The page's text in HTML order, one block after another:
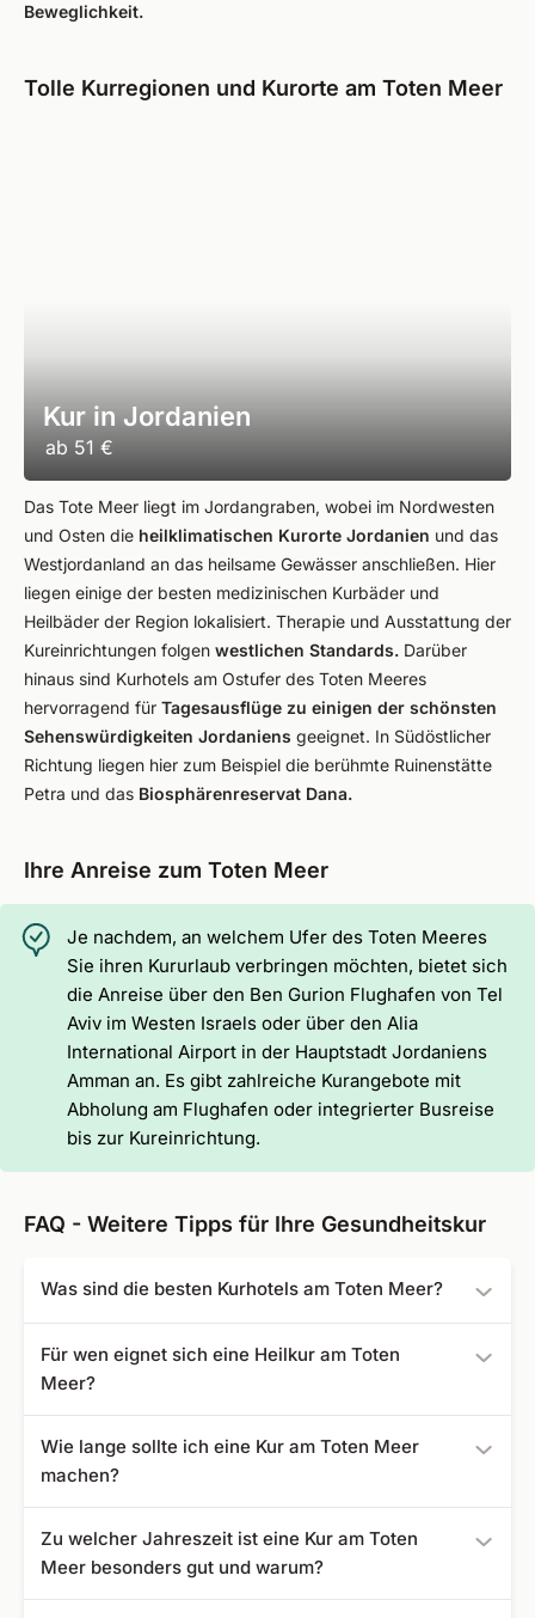
Beweglichkeit.
Tolle Kurregionen und Kurorte am Toten Meer
Kur in Jordanien
ab 51 €
Das Tote Meer liegt im Jordangraben, wobei im Nordwesten
und Osten die heilklimatischen Kurorte Jordanien und das
Westjordanland an das heilsame Gewässer anschließen. Hier
liegen einige der besten medizinischen Kurbäder und
Heilbäder der Region lokalisiert. Therapie und Ausstattung der
Kureinrichtungen folgen westlichen Standards. Darüber
hinaus sind Kurhotels am Ostufer des Toten Meeres
hervorragend für Tagesausflüge zu einigen der schönsten
Sehenswürdigkeiten Jordaniens geeignet. In Südöstlicher
Richtung liegen hier zum Beispiel die berühmte Ruinenstätte
Petra und das Biosphärenreservat Dana.
Ihre Anreise zum Toten Meer
Je nachdem, an welchem Ufer des Toten Meeres
Sie ihren Kururlaub verbringen möchten, bietet sich
die Anreise über den Ben Gurion Flughafen von Tel
Aviv im Westen Israels oder über den Alia
International Airport in der Hauptstadt Jordaniens
Amman an. Es gibt zahlreiche Kurangebote mit
Abholung am Flughafen oder integrierter Busreise
bis zur Kureinrichtung.
FAQ - Weitere Tipps für Ihre Gesundheitskur
Was sind die besten Kurhotels am Toten Meer?
besten bewertet:
Für wen eignet sich eine Heilkur am Toten
Meer?
für Patienten jeden Alters mit chronischen Haut-, Gelenk-
oder Atemwegserkrankungen. Auch schwangere Frauen,
Familien mit Kindern und Senioren buchen ihrenKururlaub
immer wieder gerne am Toten Meer.
Wie lange sollte ich eine Kur am Toten Meer
machen?
am Wochenende erfolgen oder es können mehrwöchige
Aufenthalte sinnvoll sein. Aufgrund der längeren Anreise
empfehlen wir, mindestens 1-2 Wochen in Israel oder
Zu welcher Jahreszeit ist eine Kur am Toten
Meer besonders gut und warum?